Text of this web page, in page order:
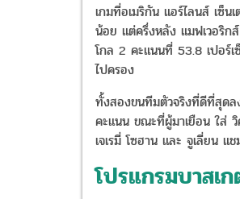
เกมที่อเมริกัน แอร์ไลนส์ เซ็
น้อย แต่ครึ่งหลัง แมฟเวอริ
โกล 2 คะแนนที่ 53.8 เปอร์
ไปครอง
ทั้งสองขนทีมตัวจริงที่ดีที่สุด
คะแนน ขณะที่ผู้มาเยือน ใส่
เจเรมี่ โซฮาน และ จูเลี่ยน
โปรแกรมบาสเ